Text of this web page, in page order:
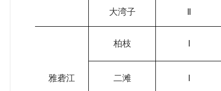
大湾子
雅砻江
柏枝
二滩